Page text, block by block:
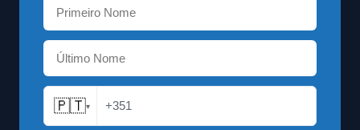
🇵🇹▾ +351